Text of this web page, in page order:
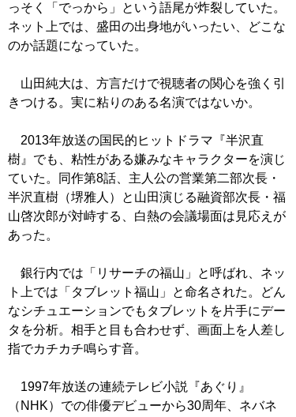
っそく「でっから」という語尾が炸裂していた。
ネット上では、盛田の出身地がいったい、どこな
のか話題になっていた。
山田純大は、方言だけで視聴者の関心を強く引
きつける。実に粘りのある名演ではないか。
2013年放送の国民的ヒットドラマ『半沢直
樹』でも、粘性がある嫌みなキャラクターを演じ
ていた。同作第8話、主人公の営業第二部次長・
半沢直樹（堺雅人）と山田演じる融資部次長・福
山啓次郎が対峙する、白熱の会議場面は見応えが
あった。
銀行内では「リサーチの福山」と呼ばれ、ネッ
ト上では「タブレット福山」と命名された。どん
なシチュエーションでもタブレットを片手にデー
タを分析。相手と目も合わせず、画面上を人差し
指でカチカチ鳴らす音。
1997年放送の連続テレビ小説『あぐり』
（NHK）での俳優デビューから30周年、ネバネ